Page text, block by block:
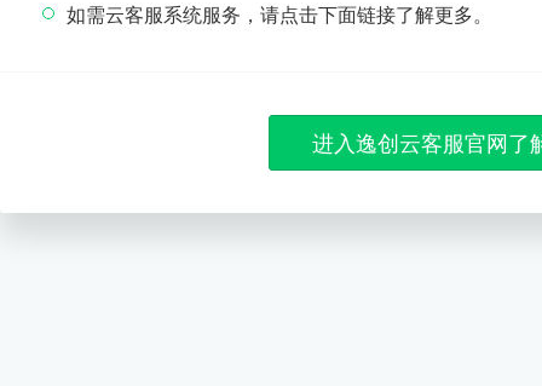
如需云客服系统服务，请点击下面链接了解更多。
进入逸创云客服官网了